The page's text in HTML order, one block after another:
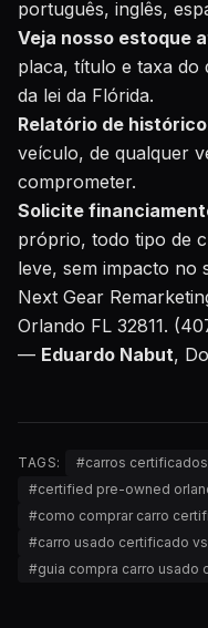
português, inglês,
Veja nosso estoque
placa, título e taxa do
da lei da Flórida.
Relatório de
veículo, de qualquer
comprometer.
Solicite
próprio, todo tipo de
leve, sem impacto no
Next Gear
Orlando FL 32811.
— Eduardo Nabut,
TAGS: #carros
#certified pre-owned
#como comprar carro
#carro usado certificado
#guia compra carro usado